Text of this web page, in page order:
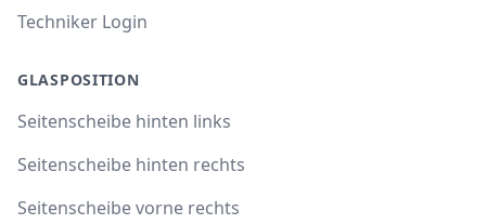
Techniker Login
GLASPOSITION
Seitenscheibe hinten links
Seitenscheibe hinten rechts
Seitenscheibe vorne rechts